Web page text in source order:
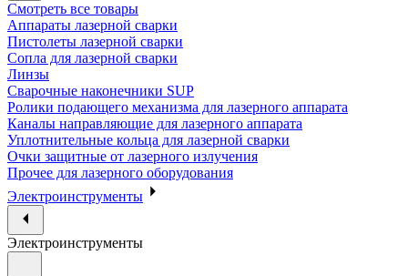
Смотреть все товары
Аппараты лазерной сварки
Пистолеты лазерной сварки
Сопла для лазерной сварки
Линзы
Сварочные наконечники SUP
Ролики подающего механизма для лазерного аппарата
Каналы направляющие для лазерного аппарата
Уплотнительные кольца для лазерной сварки
Очки защитные от лазерного излучения
Прочее для лазерного оборудования
Электроинструменты
Электроинструменты